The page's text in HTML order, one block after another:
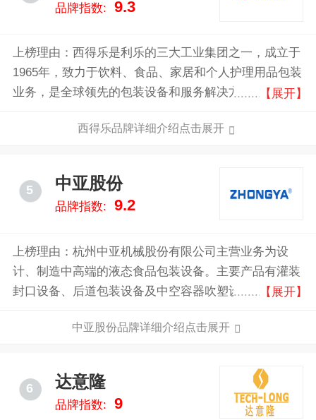
品牌指数: 9.3
上榜理由：西得乐是利乐的三大工业集团之一，成立于
1965年，致力于饮料、食品、家居和个人护理用品包装
业务，是全球领先的包装设备和服务解决方案供应商。
工程解决方案领域拥有丰富行业经验和专业实力，专注
【展开】
西得乐品牌详细介绍点击展开
5 中亚股份
品牌指数: 9.2
上榜理由：杭州中亚机械股份有限公司主营业务为设
计、制造中高端的液态食品包装设备。主要产品有灌装
封口设备、后道包装设备及中空容器吹塑设备。公司先
届理事会副理事长”的荣誉称号。公司部分设备已经达
与国际主导企业竞争的实力。凭借良好的性价比优势，
在国内市场实现进口替代。
【展开】
中亚股份品牌详细介绍点击展开
6 达意隆
品牌指数: 9